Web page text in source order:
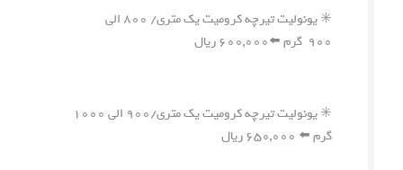
✳️ یونولیت تیرچه کرومیت یک متری/ ۸۰۰ الی
۹۰۰ گرم ⬅️۶۰۰,۰۰۰ ریال
✳️ یونولیت تیرچه کرومیت یک متری/۹۰۰ الی ۱۰۰۰
گرم ⬅️ ۶۵۰,۰۰۰ ریال